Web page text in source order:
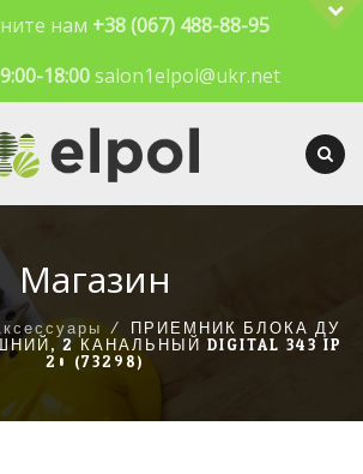
нам +38 (067) 488-88-95
18:00 salon1elpol@ukr.net
content
Магазин
⁄ ПРИЕМНИК БЛОКА ДУ
2 КАНАЛЬНЫЙ DIGITAL 343 IP
20 (73298)